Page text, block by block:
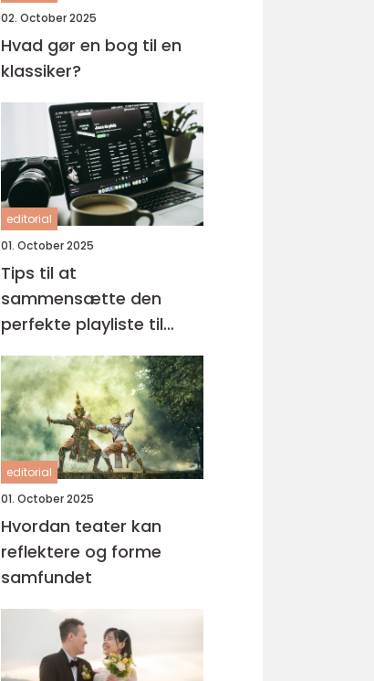
02. October 2025
Hvad gør en bog til en
klassiker?
editorial
01. October 2025
Tips til at
sammensætte den
perfekte playliste til
enhver lejlighed
editorial
01. October 2025
Hvordan teater kan
reflektere og forme
samfundet